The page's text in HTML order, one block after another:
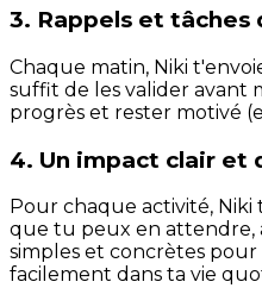
3. Rappels et
Chaque matin, Niki
suffit de les valider avant
progrès et rester motivé
4. Un impact clair et
Pour chaque activité,
que tu peux en attendre,
simples et concrètes
facilement dans ta vie